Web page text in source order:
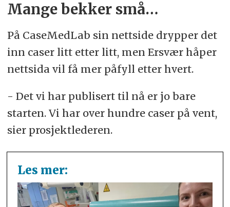
Mange bekker små…
På CaseMedLab sin nettside drypper det
inn caser litt etter litt, men Ersvær håper
nettsida vil få mer påfyll etter hvert.
- Det vi har publisert til nå er jo bare
starten. Vi har over hundre caser på vent,
sier prosjektlederen.
Les mer: